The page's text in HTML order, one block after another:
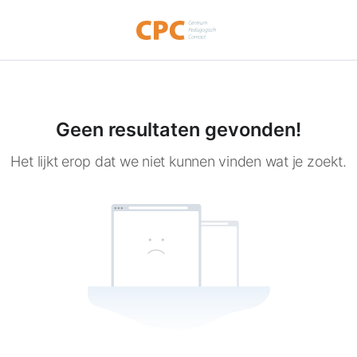
Geen resultaten gevonden!
Het lijkt erop dat we niet kunnen vinden wat je zoekt.